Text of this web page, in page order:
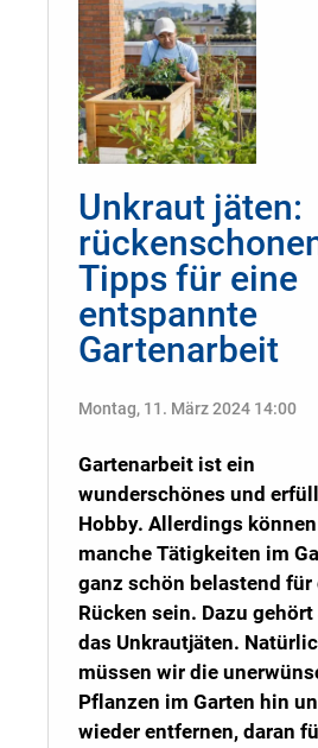
Unkraut jäten:
Tipps für eine
entspannte
Gartenarbeit
Montag, 11. März 2024 14:00
Gartenarbeit ist ein
wunderschönes und
Hobby. Allerdings können
manche Tätigkeiten im
ganz schön belastend für
Rücken sein. Dazu gehört
das Unkrautjäten.
müssen wir die
Pflanzen im Garten hin
wieder entfernen, daran